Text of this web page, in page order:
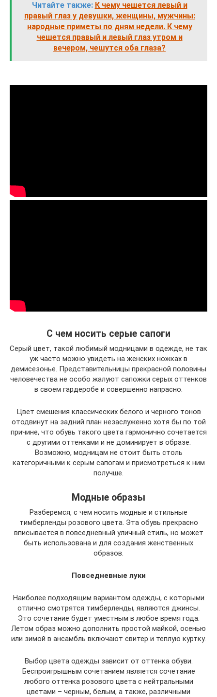
Читайте также: К чему чешется левый и
правый глаз у девушки, женщины, мужчины:
народные приметы по дням недели. К чему
чешется правый и левый глаз утром и
вечером, чешутся оба глаза?
С чем носить серые сапоги
Серый цвет, такой любимый модницами в одежде, не так
уж часто можно увидеть на женских ножках в
демисезонье. Представительницы прекрасной половины
человечества не особо жалуют сапожки серых оттенков
в своем гардеробе и совершенно напрасно.
Цвет смешения классических белого и черного тонов
отодвинут на задний план незаслуженно хотя бы по той
причине, что обувь такого цвета гармонично сочетается
с другими оттенками и не доминирует в образе.
Возможно, модницам не стоит быть столь
категоричными к серым сапогам и присмотреться к ним
получше.
Модные образы
Разберемся, с чем носить модные и стильные
тимберленды розового цвета. Эта обувь прекрасно
вписывается в повседневный уличный стиль, но может
быть использована и для создания женственных
образов.
Повседневные луки
Наиболее подходящим вариантом одежды, с которыми
отлично смотрятся тимберленды, являются джинсы.
Это сочетание будет уместным в любое время года.
Летом образ можно дополнить простой майкой, осенью
или зимой в ансамбль включают свитер и теплую куртку.
Выбор цвета одежды зависит от оттенка обуви.
Беспроигрышным сочетанием является сочетание
любого оттенка розового цвета с нейтральными
цветами – черным, белым, а также, различными